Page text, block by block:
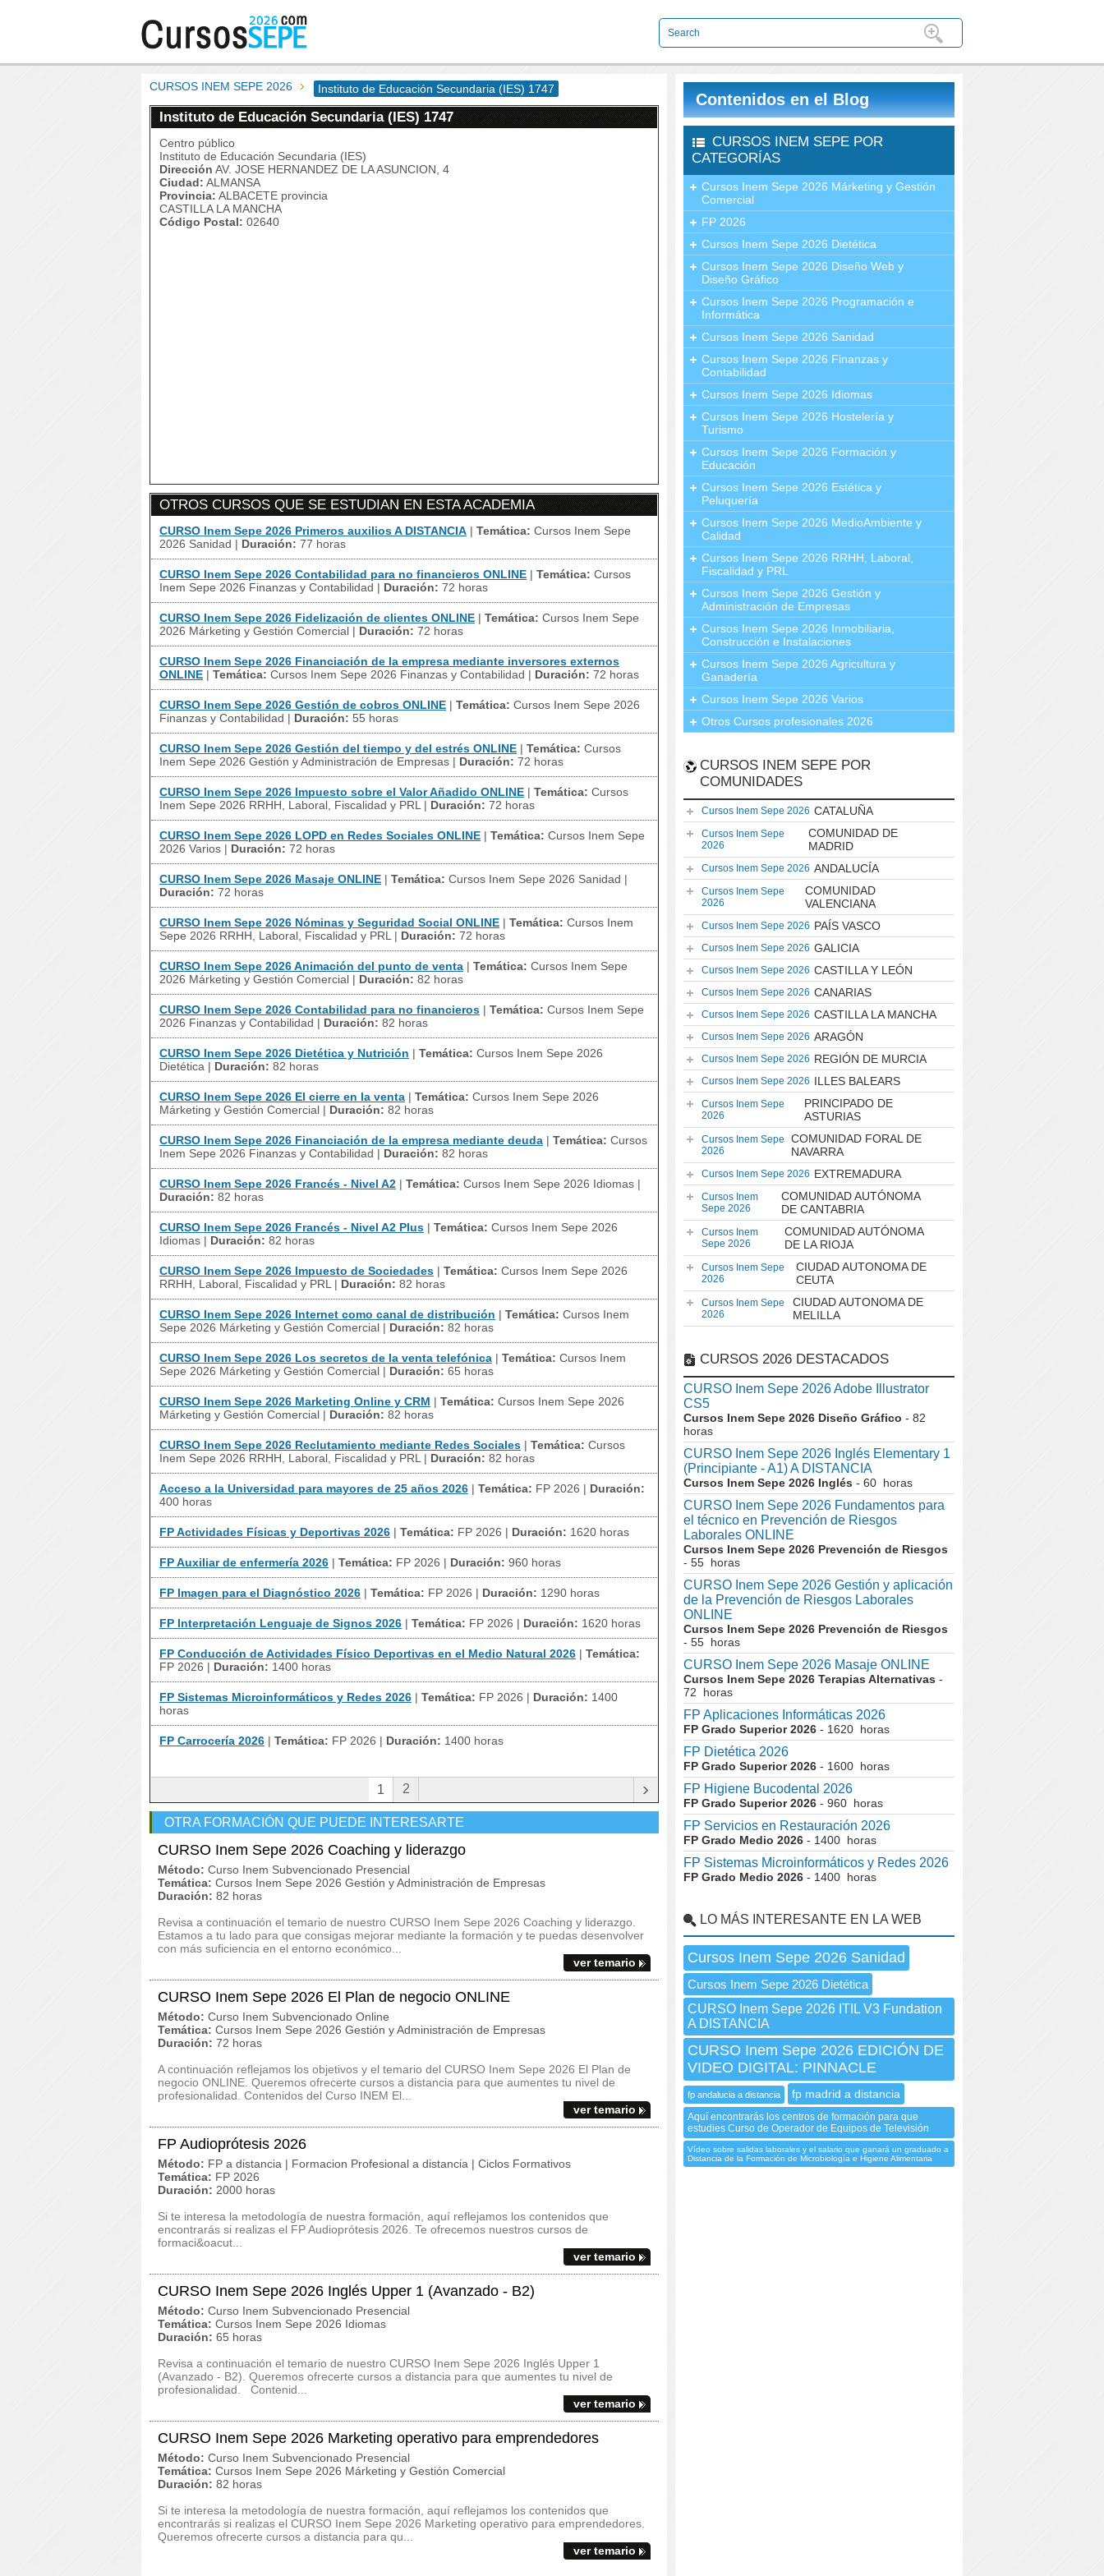
CURSOS INEM SEPE 2026 Instituto de Educación Secundaria (IES) 1747
Instituto de Educación Secundaria (IES) 1747
Centro público
Instituto de Educación Secundaria (IES)
Dirección AV. JOSE HERNANDEZ DE LA ASUNCION, 4
Ciudad: ALMANSA
Provincia: ALBACETE provincia
CASTILLA LA MANCHA
Código Postal: 02640
OTROS CURSOS QUE SE ESTUDIAN EN ESTA ACADEMIA
CURSO Inem Sepe 2026 Primeros auxilios A DISTANCIA | Temática: Cursos Inem Sepe
2026 Sanidad | Duración: 77 horas
CURSO Inem Sepe 2026 Contabilidad para no financieros ONLINE | Temática: Cursos
Inem Sepe 2026 Finanzas y Contabilidad | Duración: 72 horas
CURSO Inem Sepe 2026 Fidelización de clientes ONLINE | Temática: Cursos Inem Sepe
2026 Márketing y Gestión Comercial | Duración: 72 horas
CURSO Inem Sepe 2026 Financiación de la empresa mediante inversores externos
ONLINE | Temática: Cursos Inem Sepe 2026 Finanzas y Contabilidad | Duración: 72 horas
CURSO Inem Sepe 2026 Gestión de cobros ONLINE | Temática: Cursos Inem Sepe 2026
Finanzas y Contabilidad | Duración: 55 horas
CURSO Inem Sepe 2026 Gestión del tiempo y del estrés ONLINE | Temática: Cursos
Inem Sepe 2026 Gestión y Administración de Empresas | Duración: 72 horas
CURSO Inem Sepe 2026 Impuesto sobre el Valor Añadido ONLINE | Temática: Cursos
Inem Sepe 2026 RRHH, Laboral, Fiscalidad y PRL | Duración: 72 horas
CURSO Inem Sepe 2026 LOPD en Redes Sociales ONLINE | Temática: Cursos Inem Sepe
2026 Varios | Duración: 72 horas
CURSO Inem Sepe 2026 Masaje ONLINE | Temática: Cursos Inem Sepe 2026 Sanidad |
Duración: 72 horas
CURSO Inem Sepe 2026 Nóminas y Seguridad Social ONLINE | Temática: Cursos Inem
Sepe 2026 RRHH, Laboral, Fiscalidad y PRL | Duración: 72 horas
CURSO Inem Sepe 2026 Animación del punto de venta | Temática: Cursos Inem Sepe
2026 Márketing y Gestión Comercial | Duración: 82 horas
CURSO Inem Sepe 2026 Contabilidad para no financieros | Temática: Cursos Inem Sepe
2026 Finanzas y Contabilidad | Duración: 82 horas
CURSO Inem Sepe 2026 Dietética y Nutrición | Temática: Cursos Inem Sepe 2026
Dietética | Duración: 82 horas
CURSO Inem Sepe 2026 El cierre en la venta | Temática: Cursos Inem Sepe 2026
Márketing y Gestión Comercial | Duración: 82 horas
CURSO Inem Sepe 2026 Financiación de la empresa mediante deuda | Temática: Cursos
Inem Sepe 2026 Finanzas y Contabilidad | Duración: 82 horas
CURSO Inem Sepe 2026 Francés - Nivel A2 | Temática: Cursos Inem Sepe 2026 Idiomas |
Duración: 82 horas
CURSO Inem Sepe 2026 Francés - Nivel A2 Plus | Temática: Cursos Inem Sepe 2026
Idiomas | Duración: 82 horas
CURSO Inem Sepe 2026 Impuesto de Sociedades | Temática: Cursos Inem Sepe 2026
RRHH, Laboral, Fiscalidad y PRL | Duración: 82 horas
CURSO Inem Sepe 2026 Internet como canal de distribución | Temática: Cursos Inem
Sepe 2026 Márketing y Gestión Comercial | Duración: 82 horas
CURSO Inem Sepe 2026 Los secretos de la venta telefónica | Temática: Cursos Inem
Sepe 2026 Márketing y Gestión Comercial | Duración: 65 horas
CURSO Inem Sepe 2026 Marketing Online y CRM | Temática: Cursos Inem Sepe 2026
Márketing y Gestión Comercial | Duración: 82 horas
CURSO Inem Sepe 2026 Reclutamiento mediante Redes Sociales | Temática: Cursos
Inem Sepe 2026 RRHH, Laboral, Fiscalidad y PRL | Duración: 82 horas
Acceso a la Universidad para mayores de 25 años 2026 | Temática: FP 2026 | Duración:
400 horas
FP Actividades Físicas y Deportivas 2026 | Temática: FP 2026 | Duración: 1620 horas
FP Auxiliar de enfermería 2026 | Temática: FP 2026 | Duración: 960 horas
FP Imagen para el Diagnóstico 2026 | Temática: FP 2026 | Duración: 1290 horas
FP Interpretación Lenguaje de Signos 2026 | Temática: FP 2026 | Duración: 1620 horas
FP Conducción de Actividades Físico Deportivas en el Medio Natural 2026 | Temática:
FP 2026 | Duración: 1400 horas
FP Sistemas Microinformáticos y Redes 2026 | Temática: FP 2026 | Duración: 1400
horas
FP Carrocería 2026 | Temática: FP 2026 | Duración: 1400 horas
1 2 ›
OTRA FORMACIÓN QUE PUEDE INTERESARTE
CURSO Inem Sepe 2026 Coaching y liderazgo
Método: Curso Inem Subvencionado Presencial
Temática: Cursos Inem Sepe 2026 Gestión y Administración de Empresas
Duración: 82 horas
Revisa a continuación el temario de nuestro CURSO Inem Sepe 2026 Coaching y liderazgo.
Estamos a tu lado para que consigas mejorar mediante la formación y te puedas desenvolver
con más suficiencia en el entorno económico...
ver temario
CURSO Inem Sepe 2026 El Plan de negocio ONLINE
Método: Curso Inem Subvencionado Online
Temática: Cursos Inem Sepe 2026 Gestión y Administración de Empresas
Duración: 72 horas
A continuación reflejamos los objetivos y el temario del CURSO Inem Sepe 2026 El Plan de
negocio ONLINE. Queremos ofrecerte cursos a distancia para que aumentes tu nivel de
profesionalidad. Contenidos del Curso INEM El...
ver temario
FP Audioprótesis 2026
Método: FP a distancia | Formacion Profesional a distancia | Ciclos Formativos
Temática: FP 2026
Duración: 2000 horas
Si te interesa la metodología de nuestra formación, aquí reflejamos los contenidos que
encontrarás si realizas el FP Audioprótesis 2026. Te ofrecemos nuestros cursos de
formaci&oacut...
ver temario
CURSO Inem Sepe 2026 Inglés Upper 1 (Avanzado - B2)
Método: Curso Inem Subvencionado Presencial
Temática: Cursos Inem Sepe 2026 Idiomas
Duración: 65 horas
Revisa a continuación el temario de nuestro CURSO Inem Sepe 2026 Inglés Upper 1
(Avanzado - B2). Queremos ofrecerte cursos a distancia para que aumentes tu nivel de
profesionalidad. Contenid...
ver temario
CURSO Inem Sepe 2026 Marketing operativo para emprendedores
Método: Curso Inem Subvencionado Presencial
Temática: Cursos Inem Sepe 2026 Márketing y Gestión Comercial
Duración: 82 horas
Si te interesa la metodología de nuestra formación, aquí reflejamos los contenidos que
encontrarás si realizas el CURSO Inem Sepe 2026 Marketing operativo para emprendedores.
Queremos ofrecerte cursos a distancia para qu...
ver temario
Contenidos en el Blog
CURSOS INEM SEPE POR
CATEGORÍAS
Cursos Inem Sepe 2026 Márketing y Gestión
Comercial
FP 2026
Cursos Inem Sepe 2026 Dietética
Cursos Inem Sepe 2026 Diseño Web y
Diseño Gráfico
Cursos Inem Sepe 2026 Programación e
Informática
Cursos Inem Sepe 2026 Sanidad
Cursos Inem Sepe 2026 Finanzas y
Contabilidad
Cursos Inem Sepe 2026 Idiomas
Cursos Inem Sepe 2026 Hostelería y
Turismo
Cursos Inem Sepe 2026 Formación y
Educación
Cursos Inem Sepe 2026 Estética y
Peluquería
Cursos Inem Sepe 2026 MedioAmbiente y
Calidad
Cursos Inem Sepe 2026 RRHH, Laboral,
Fiscalidad y PRL
Cursos Inem Sepe 2026 Gestión y
Administración de Empresas
Cursos Inem Sepe 2026 Inmobiliaria,
Construcción e Instalaciones
Cursos Inem Sepe 2026 Agricultura y
Ganadería
Cursos Inem Sepe 2026 Varios
Otros Cursos profesionales 2026
CURSOS INEM SEPE POR
COMUNIDADES
Cursos Inem Sepe 2026 CATALUÑA
Cursos Inem Sepe
2026
COMUNIDAD DE
MADRID
Cursos Inem Sepe 2026 ANDALUCÍA
Cursos Inem Sepe
2026
COMUNIDAD
VALENCIANA
Cursos Inem Sepe 2026 PAÍS VASCO
Cursos Inem Sepe 2026 GALICIA
Cursos Inem Sepe 2026 CASTILLA Y LEÓN
Cursos Inem Sepe 2026 CANARIAS
Cursos Inem Sepe 2026 CASTILLA LA MANCHA
Cursos Inem Sepe 2026 ARAGÓN
Cursos Inem Sepe 2026 REGIÓN DE MURCIA
Cursos Inem Sepe 2026 ILLES BALEARS
Cursos Inem Sepe
2026
PRINCIPADO DE
ASTURIAS
Cursos Inem Sepe
2026
COMUNIDAD FORAL DE
NAVARRA
Cursos Inem Sepe 2026 EXTREMADURA
Cursos Inem
Sepe 2026
COMUNIDAD AUTÓNOMA
DE CANTABRIA
Cursos Inem
Sepe 2026
COMUNIDAD AUTÓNOMA
DE LA RIOJA
Cursos Inem Sepe
2026
CIUDAD AUTONOMA DE
CEUTA
Cursos Inem Sepe
2026
CIUDAD AUTONOMA DE
MELILLA
CURSOS 2026 DESTACADOS
CURSO Inem Sepe 2026 Adobe Illustrator
CS5
Cursos Inem Sepe 2026 Diseño Gráfico - 82
horas
CURSO Inem Sepe 2026 Inglés Elementary 1
(Principiante - A1) A DISTANCIA
Cursos Inem Sepe 2026 Inglés - 60 horas
CURSO Inem Sepe 2026 Fundamentos para
el técnico en Prevención de Riesgos
Laborales ONLINE
Cursos Inem Sepe 2026 Prevención de Riesgos
- 55 horas
CURSO Inem Sepe 2026 Gestión y aplicación
de la Prevención de Riesgos Laborales
ONLINE
Cursos Inem Sepe 2026 Prevención de Riesgos
- 55 horas
CURSO Inem Sepe 2026 Masaje ONLINE
Cursos Inem Sepe 2026 Terapias Alternativas -
72 horas
FP Aplicaciones Informáticas 2026
FP Grado Superior 2026 - 1620 horas
FP Dietética 2026
FP Grado Superior 2026 - 1600 horas
FP Higiene Bucodental 2026
FP Grado Superior 2026 - 960 horas
FP Servicios en Restauración 2026
FP Grado Medio 2026 - 1400 horas
FP Sistemas Microinformáticos y Redes 2026
FP Grado Medio 2026 - 1400 horas
LO MÁS INTERESANTE EN LA WEB
Cursos Inem Sepe 2026 Sanidad
Cursos Inem Sepe 2026 Dietética
CURSO Inem Sepe 2026 ITIL V3 Fundation
A DISTANCIA
CURSO Inem Sepe 2026 EDICIÓN DE
VIDEO DIGITAL: PINNACLE
fp andalucia a distancia fp madrid a distancia
Aquí encontrarás los centros de formación para que
estudies Curso de Operador de Equipos de Televisión
Vídeo sobre salidas laborales y el salario que ganará un graduado a
Distancia de la Formación de Microbiología e Higiene Alimentaria